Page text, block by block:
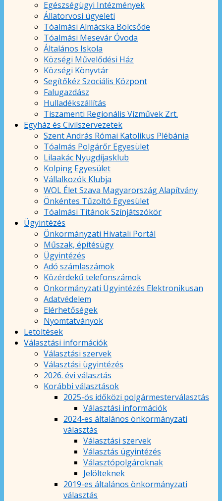
Egészségügyi Intézmények
Állatorvosi ügyeleti
Tóalmási Almácska Bölcsőde
Tóalmási Mesevár Óvoda
Általános Iskola
Községi Művelődési Ház
Községi Könyvtár
Segítőkéz Szociális Központ
Falugazdász
Hulladékszállítás
Tiszamenti Regionális Vízművek Zrt.
Egyház és Civilszervezetek
Szent András Római Katolikus Plébánia
Tóalmás Polgárőr Egyesület
Lilaakác Nyugdíjasklub
Kolping Egyesület
Vállalkozók Klubja
WOL Élet Szava Magyarország Alapítvány
Önkéntes Tűzoltó Egyesület
Tóalmási Titánok Színjátszókör
Ügyintézés
Önkormányzati Hivatali Portál
Műszak, építésügy
Ügyintézés
Adó számlaszámok
Közérdekű telefonszámok
Önkormányzati Ügyintézés Elektronikusan
Adatvédelem
Elérhetőségek
Nyomtatványok
Letöltések
Választási információk
Választási szervek
Választási ügyintézés
2026. évi választás
Korábbi választások
2025-ös időközi polgármesterválasztás
Választási információk
2024-es általános önkormányzati
választás
Választási szervek
Választás ügyintézés
Választópolgároknak
Jelölteknek
2019-es általános önkormányzati
választás